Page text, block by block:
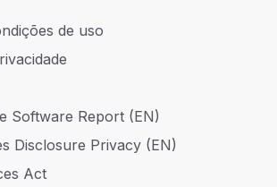
de uso
Software Report (EN)
Disclosure Privacy (EN)
Act